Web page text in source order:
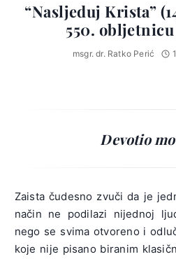
“Nasljeduj Krista”
550.
msgr. dr. Ratko Perić
Devotio
Zaista čudesno zvuči da je
način ne podilazi nijednoj
nego se svima otvoreno i
koje nije pisano biranim